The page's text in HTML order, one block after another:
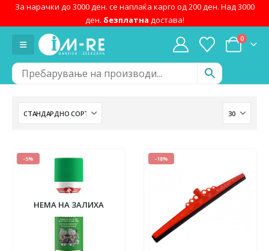
За нарачки до 3000 ден. се наплаќа карго од 200 ден. Над 3000
ден. безплатна достава!
0
-5%
НЕМА НА ЗАЛИХА
-18%